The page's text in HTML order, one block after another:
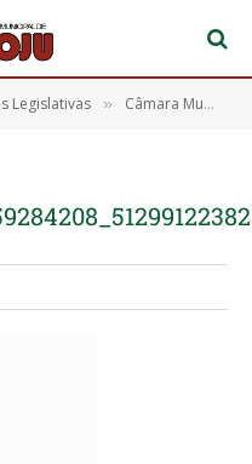
Legislativas » Câmara Municipal de Moju realiza 14ª Sessão Ordinária de 2025 e aprova 13 requerimentos importantes